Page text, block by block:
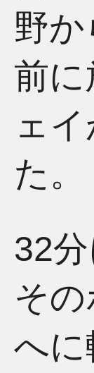
野
前
ェ
た。
32
そ
へ